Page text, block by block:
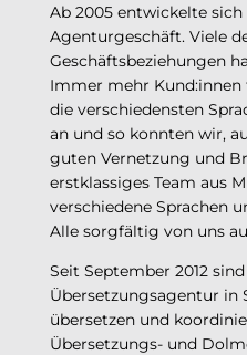
Ab 2005 entwickelte
Agenturgeschäft. Viele
Geschäftsbeziehungen
Immer mehr
die verschiedensten
an und so konnten wir,
guten Vernetzung und
erstklassiges Team aus
verschiedene Sprachen
Alle sorgfältig von uns
Seit September 2012
Übersetzungsagentur in
übersetzen und
Übersetzungs- und